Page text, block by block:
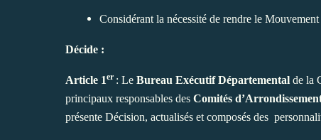
Considérant la nécessité de rendre le
Décide :
Article 1er : Le Bureau Exécutif Départemental de la
principaux responsables des Comités
présente Décision, actualisés et composés des